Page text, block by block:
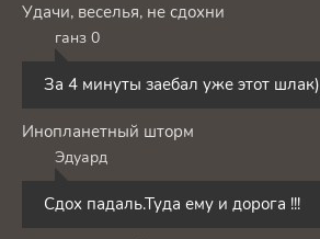
Удачи, веселья, не сдохни
ганз 0
За 4 минуты заебал уже этот шлак)
Инопланетный шторм
Эдуард
Сдох падаль.Туда ему и дорога !!!